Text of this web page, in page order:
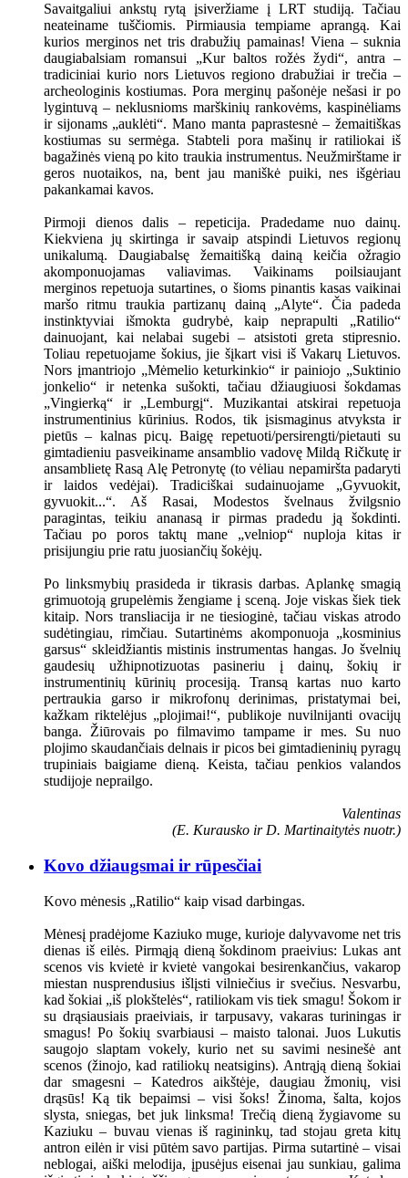
Savaitgaliui ankstų rytą įsiveržiame į LRT studiją. Tačiau
neateiname tuščiomis. Pirmiausia tempiame aprangą. Kai
kurios merginos net tris drabužių pamainas! Viena – suknia
daugiabalsiam romansui „Kur baltos rožės žydi“, antra –
tradiciniai kurio nors Lietuvos regiono drabužiai ir trečia –
archeologinis kostiumas. Pora merginų pašonėje nešasi ir po
lygintuvą – neklusnioms marškinių rankovėms, kaspinėliams
ir sijonams „auklėti“. Mano manta paprastesnė – žemaitiškas
kostiumas su sermėga. Stabteli pora mašinų ir ratiliokai iš
bagažinės vieną po kito traukia instrumentus. Neužmirštame ir
geros nuotaikos, na, bent jau maniškė puiki, nes išgėriau
pakankamai kavos.
Pirmoji dienos dalis – repeticija. Pradedame nuo dainų.
Kiekviena jų skirtinga ir savaip atspindi Lietuvos regionų
unikalumą. Daugiabalsę žemaitišką dainą keičia ožragio
akomponuojamas valiavimas. Vaikinams poilsiaujant
merginos repetuoja sutartines, o šioms pinantis kasas vaikinai
maršo ritmu traukia partizanų dainą „Alyte“. Čia padeda
instinktyviai išmokta gudrybė, kaip neprapulti „Ratilio“
dainuojant, kai nelabai sugebi – atsistoti greta stipresnio.
Toliau repetuojame šokius, jie šįkart visi iš Vakarų Lietuvos.
Nors įmantriojo „Mėmelio keturkinkio“ ir painiojo „Suktinio
jonkelio“ ir netenka sušokti, tačiau džiaugiuosi šokdamas
„Vingierką“ ir „Lemburgį“. Muzikantai atskirai repetuoja
instrumentinius kūrinius. Rodos, tik įsismaginus atvyksta ir
pietūs – kalnas picų. Baigę repetuoti/persirengti/pietauti su
gimtadieniu pasveikiname ansamblio vadovę Mildą Ričkutę ir
ansamblietę Rasą Alę Petronytę (to vėliau nepamiršta padaryti
ir laidos vedėjai). Tradiciškai sudainuojame „Gyvuokit,
gyvuokit...“. Aš Rasai, Modestos švelnaus žvilgsnio
paragintas, teikiu ananasą ir pirmas pradedu ją šokdinti.
Tačiau po poros taktų mane „velniop“ nuploja kitas ir
prisijungiu prie ratu juosiančių šokėjų.
Po linksmybių prasideda ir tikrasis darbas. Aplankę smagią
grimuotoją grupelėmis žengiame į sceną. Joje viskas šiek tiek
kitaip. Nors transliacija ir ne tiesioginė, tačiau viskas atrodo
sudėtingiau, rimčiau. Sutartinėms akomponuoja „kosminius
garsus“ skleidžiantis mistinis instrumentas hangas. Jo švelnių
gaudesių užhipnotizuotas pasineriu į dainų, šokių ir
instrumentinių kūrinių procesiją. Transą kartas nuo karto
pertraukia garso ir mikrofonų derinimas, pristatymai bei,
kažkam riktelėjus „plojimai!“, publikoje nuvilnijanti ovacijų
banga. Žiūrovais po filmavimo tampame ir mes. Su nuo
plojimo skaudančiais delnais ir picos bei gimtadieninių pyragų
trupiniais baigiame dieną. Keista, tačiau penkios valandos
studijoje neprailgo.
Valentinas
(E. Kurausko ir D. Martinaitytės nuotr.)
Kovo džiaugsmai ir rūpesčiai
Kovo mėnesis „Ratilio“ kaip visad darbingas.
Mėnesį pradėjome Kaziuko muge, kurioje dalyvavome net tris
dienas iš eilės. Pirmąją dieną šokdinom praeivius: Lukas ant
scenos vis kvietė ir kvietė vangokai besirenkančius, vakarop
miestan nusprendusius išlįsti vilniečius ir svečius. Nesvarbu,
kad šokiai „iš plokštelės“, ratiliokam vis tiek smagu! Šokom ir
su drąsiausiais praeiviais, ir tarpusavy, vakaras turiningas ir
smagus! Po šokių svarbiausi – maisto talonai. Juos Lukutis
saugojo slaptam vokely, kurio net su savimi nesinešė ant
scenos (žinojo, kad ratiliokų neatsigins). Antrąją dieną šokiai
dar smagesni – Katedros aikštėje, daugiau žmonių, visi
drąsūs! Ką tik bepaimsi – visi šoks! Žinoma, šalta, kojos
slysta, sniegas, bet juk linksma! Trečią dieną žygiavome su
Kaziuku – buvau vienas iš ragininkų, tad stojau greta kitų
antron eilėn ir visi pūtėm savo partijas. Pirma sutartinė – visai
neblogai, aiški melodija, įpusėjus eisenai jau sunkiau, galima